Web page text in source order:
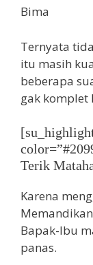
Ternyata
itu masih
beberapa
gak komplet
Terik
Karena
Bapak-Ibu
panas.